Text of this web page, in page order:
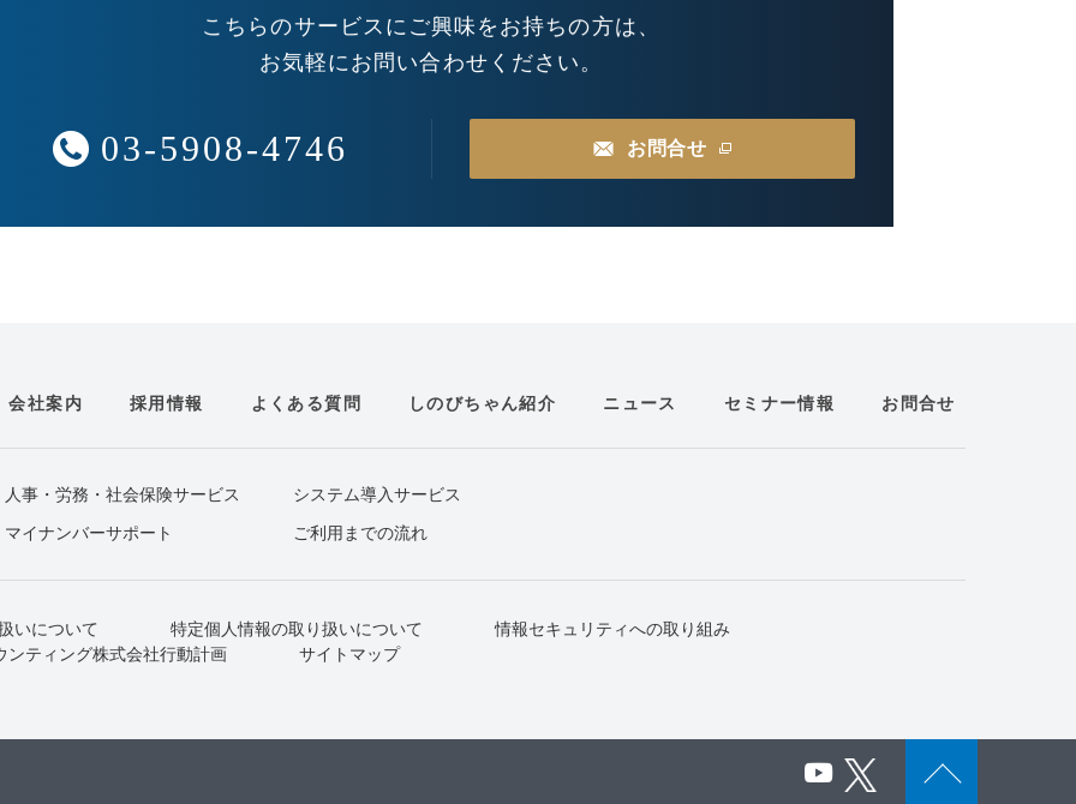
こちらのサービスにご興味をお持ちの方は、
お気軽にお問い合わせください。
03-5908-4746 お問合せ
会社案内 採用情報 よくある質問 しのびちゃん紹介 ニュース セミナー情報 お問合せ
人事・労務・社会保険サービス
システム導入サービス
マイナンバーサポート
ご利用までの流れ
いについて 特定個人情報の取り扱いについて
情報セキュリティへの取り組み
ンティング株式会社行動計画
サイトマップ